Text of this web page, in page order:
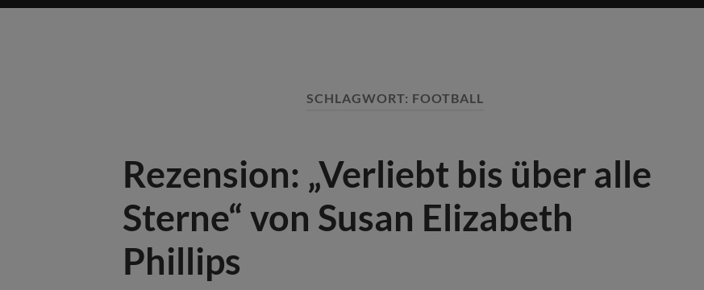
SCHLAGWORT: FOOTBALL
Rezension: „Verliebt bis über alle
Sterne“ von Susan Elizabeth
Phillips